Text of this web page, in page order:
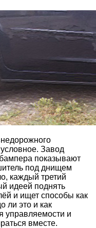
Завод
показывают
под днищем
каждый третий
идеей поднять
и ищет способы как
ли это и как
управляемости и
вместе.